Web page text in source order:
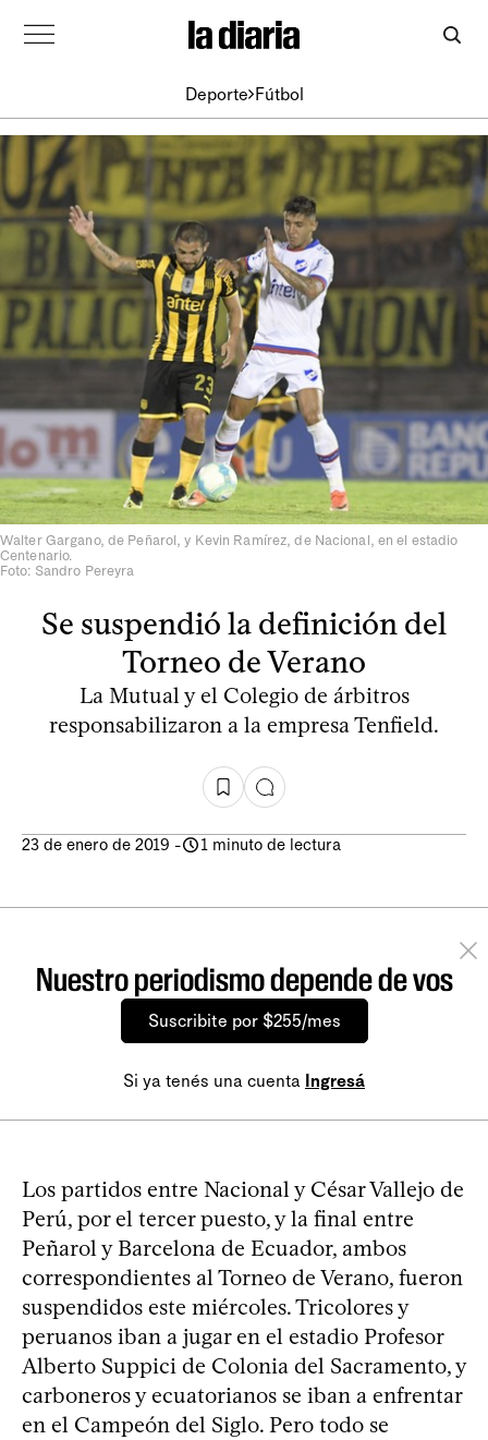
Deporte Fútbol
Walter Gargano, de Peñarol, y Kevin Ramírez, de Nacional, en el estadio
Centenario.
Foto: Sandro Pereyra
Se suspendió la definición del
Torneo de Verano
La Mutual y el Colegio de árbitros
responsabilizaron a la empresa Tenfield.
23 de enero de 2019 - 1 minuto de lectura
Nuestro periodismo depende de vos
Suscribite por $255/mes
Si ya tenés una cuenta Ingresá
Los partidos entre Nacional y César Vallejo de
Perú, por el tercer puesto, y la final entre
Peñarol y Barcelona de Ecuador, ambos
correspondientes al Torneo de Verano, fueron
suspendidos este miércoles. Tricolores y
peruanos iban a jugar en el estadio Profesor
Alberto Suppici de Colonia del Sacramento, y
carboneros y ecuatorianos se iban a enfrentar
en el Campeón del Siglo. Pero todo se